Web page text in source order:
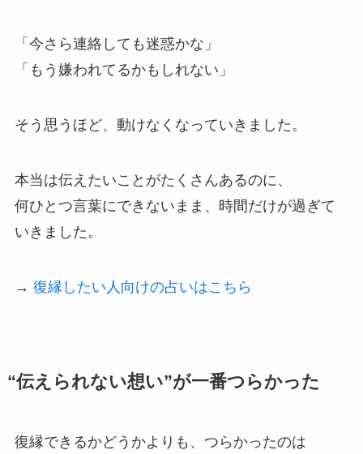
「今さら連絡しても迷惑かな」
「もう嫌われてるかもしれない」
そう思うほど、動けなくなっていきました。
本当は伝えたいことがたくさんあるのに、
何ひとつ言葉にできないまま、時間だけが過ぎて
いきました。
→ 復縁したい人向けの占いはこちら
“伝えられない想い”が一番つらかった
復縁できるかどうかよりも、つらかったのは